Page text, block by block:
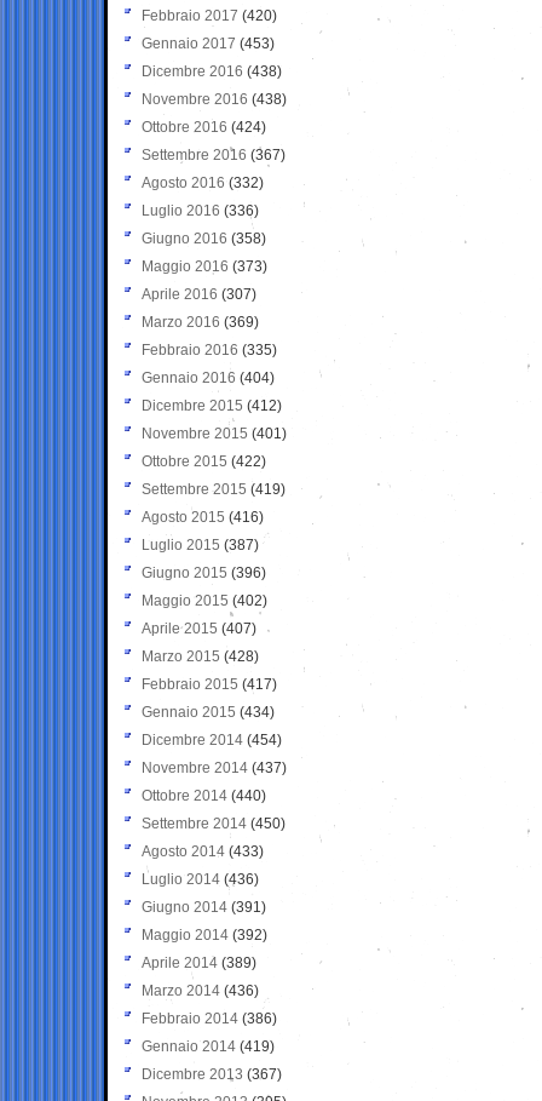
Febbraio 2017 (420)
Gennaio 2017 (453)
Dicembre 2016 (438)
Novembre 2016 (438)
Ottobre 2016 (424)
Settembre 2016 (367)
Agosto 2016 (332)
Luglio 2016 (336)
Giugno 2016 (358)
Maggio 2016 (373)
Aprile 2016 (307)
Marzo 2016 (369)
Febbraio 2016 (335)
Gennaio 2016 (404)
Dicembre 2015 (412)
Novembre 2015 (401)
Ottobre 2015 (422)
Settembre 2015 (419)
Agosto 2015 (416)
Luglio 2015 (387)
Giugno 2015 (396)
Maggio 2015 (402)
Aprile 2015 (407)
Marzo 2015 (428)
Febbraio 2015 (417)
Gennaio 2015 (434)
Dicembre 2014 (454)
Novembre 2014 (437)
Ottobre 2014 (440)
Settembre 2014 (450)
Agosto 2014 (433)
Luglio 2014 (436)
Giugno 2014 (391)
Maggio 2014 (392)
Aprile 2014 (389)
Marzo 2014 (436)
Febbraio 2014 (386)
Gennaio 2014 (419)
Dicembre 2013 (367)